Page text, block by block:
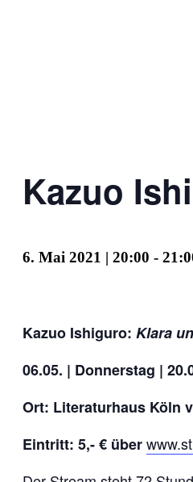
Kazuo
6. Mai 2021 | 20:00 -
Kazuo Ishiguro: Klara
06.05. | Donnerstag |
Ort: Literaturhaus Köln
Eintritt: 5,- € über